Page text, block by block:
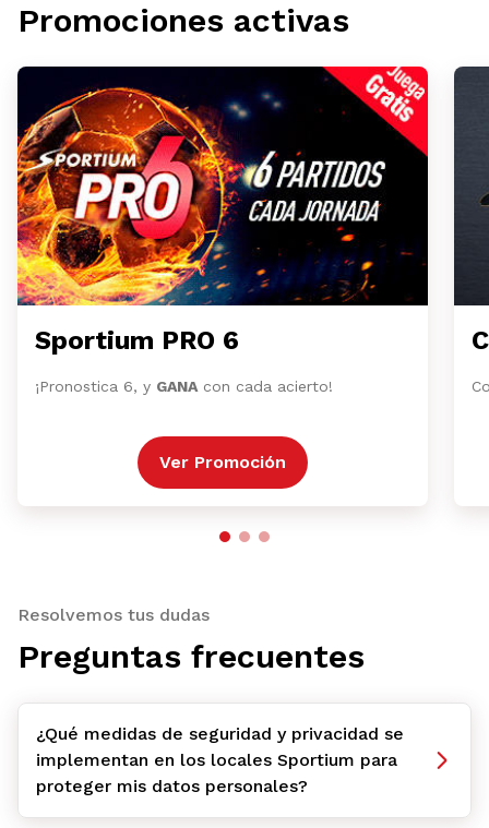
Promociones activas
Sportium PRO 6
¡Pronostica 6, y GANA con cada acierto!
Ver Promoción
Resolvemos tus dudas
Preguntas frecuentes
¿Qué medidas de seguridad y privacidad se
implementan en los locales Sportium para
proteger mis datos personales?